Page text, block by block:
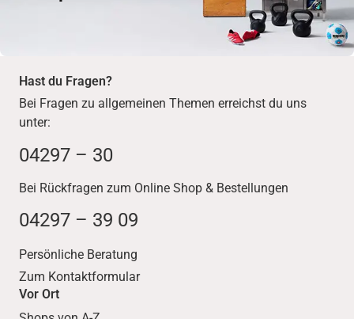
Hast du Fragen?
Bei Fragen zu allgemeinen Themen erreichst du uns
unter:
04297 – 30
Bei Rückfragen zum Online Shop & Bestellungen
04297 – 39 09
Persönliche Beratung
Zum Kontaktformular
Vor Ort